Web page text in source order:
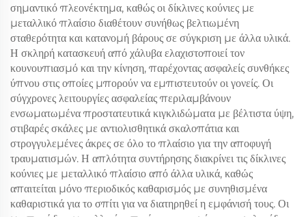
σημαντικό πλεονέκτημα, καθώς οι δίκλινες κούνιες με
μεταλλικό πλαίσιο διαθέτουν συνήθως βελτιωμένη
σταθερότητα και κατανομή βάρους σε σύγκριση με άλλα υλικά.
Η σκληρή κατασκευή από χάλυβα ελαχιστοποιεί τον
κουνουπιασμό και την κίνηση, παρέχοντας ασφαλείς συνθήκες
ύπνου στις οποίες μπορούν να εμπιστευτούν οι γονείς. Οι
σύγχρονες λειτουργίες ασφαλείας περιλαμβάνουν
ενσωματωμένα προστατευτικά κιγκλιδώματα με βέλτιστα ύψη,
στιβαρές σκάλες με αντιολισθητικά σκαλοπάτια και
στρογγυλεμένες άκρες σε όλο το πλαίσιο για την αποφυγή
τραυματισμών. Η απλότητα συντήρησης διακρίνει τις δίκλινες
κούνιες με μεταλλικό πλαίσιο από άλλα υλικά, καθώς
απαιτείται μόνο περιοδικός καθαρισμός με συνηθισμένα
καθαριστικά για το σπίτι για να διατηρηθεί η εμφάνισή τους. Οι